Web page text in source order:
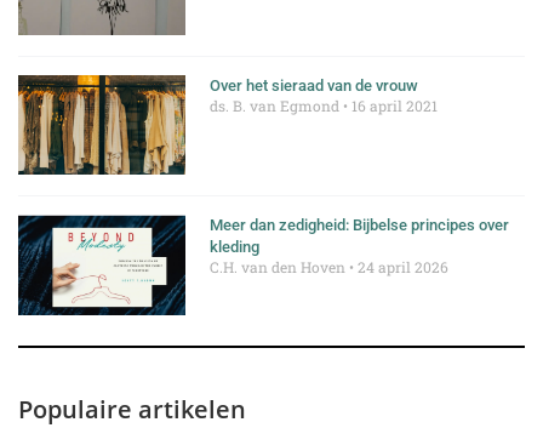
Over het sieraad van de vrouw
ds. B. van Egmond 16 april 2021
Meer dan zedigheid: Bijbelse principes over
kleding
C.H. van den Hoven 24 april 2026
Populaire artikelen